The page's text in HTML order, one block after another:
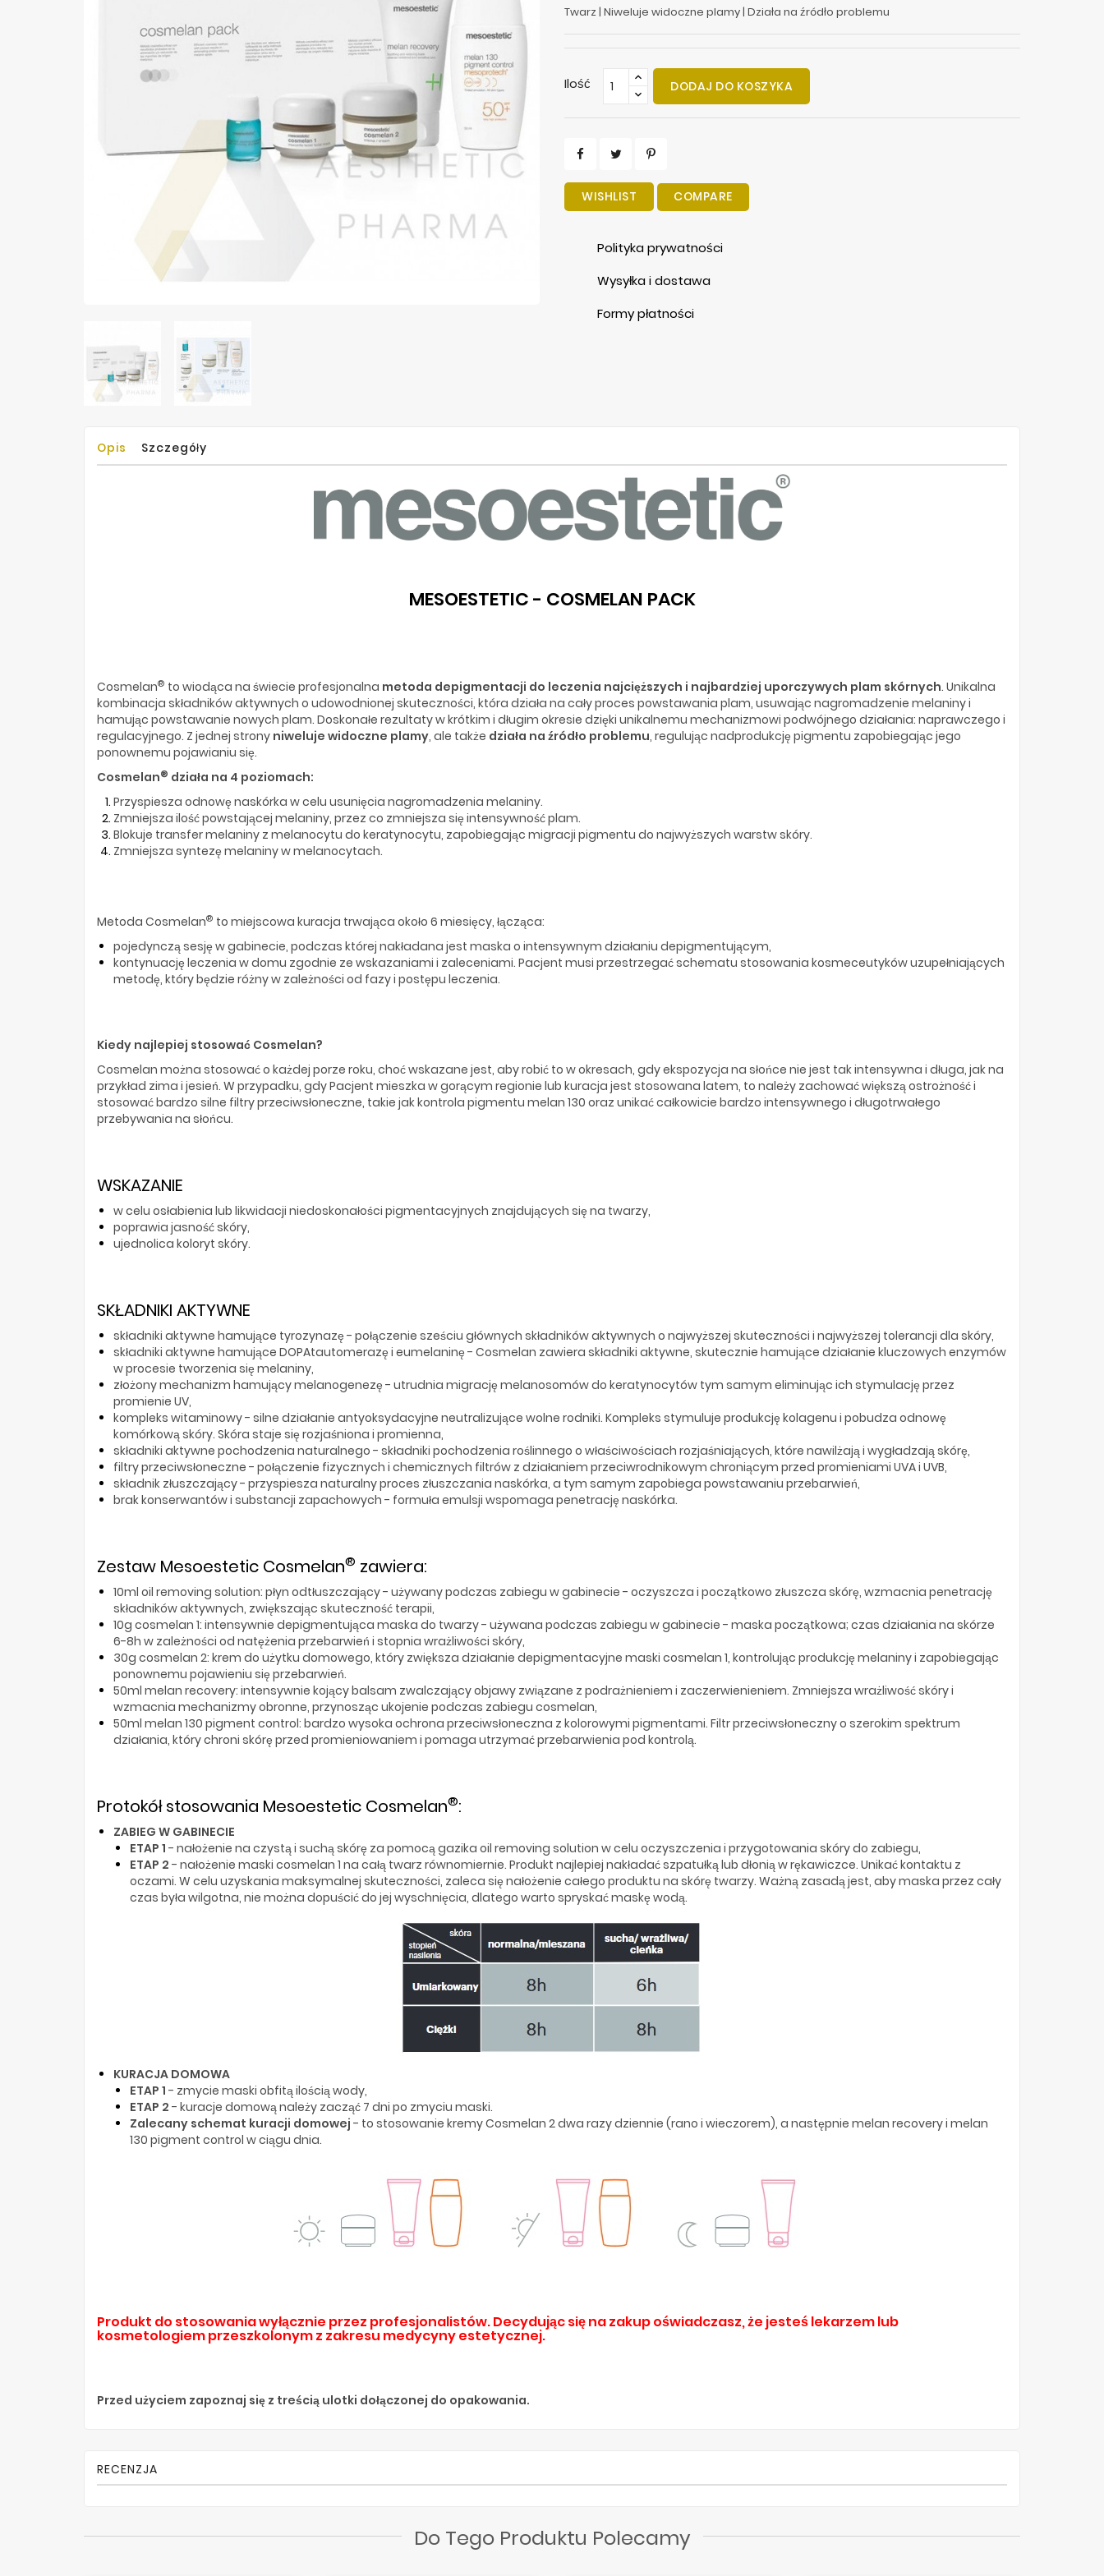
Twarz | Niweluje widoczne plamy | Działa na źródło problemu
Ilość DODAJ DO KOSZYKA
WISHLIST COMPARE
Polityka prywatności
Wysyłka i dostawa
Formy płatności
Opis Szczegóły
MESOESTETIC - COSMELAN PACK
Cosmelan® to wiodąca na świecie profesjonalna metoda depigmentacji do leczenia najcięższych i najbardziej uporczywych plam skórnych. Unikalna
kombinacja składników aktywnych o udowodnionej skuteczności, która działa na cały proces powstawania plam, usuwając nagromadzenie melaniny i
hamując powstawanie nowych plam. Doskonałe rezultaty w krótkim i długim okresie dzięki unikalnemu mechanizmowi podwójnego działania: naprawczego i
regulacyjnego. Z jednej strony niweluje widoczne plamy, ale także działa na źródło problemu, regulując nadprodukcję pigmentu zapobiegając jego
ponownemu pojawianiu się.
Cosmelan® działa na 4 poziomach:
Przyspiesza odnowę naskórka w celu usunięcia nagromadzenia melaniny.
Zmniejsza ilość powstającej melaniny, przez co zmniejsza się intensywność plam.
Blokuje transfer melaniny z melanocytu do keratynocytu, zapobiegając migracji pigmentu do najwyższych warstw skóry.
Zmniejsza syntezę melaniny w melanocytach.
Metoda Cosmelan® to miejscowa kuracja trwająca około 6 miesięcy, łącząca:
pojedynczą sesję w gabinecie, podczas której nakładana jest maska o intensywnym działaniu depigmentującym,
kontynuację leczenia w domu zgodnie ze wskazaniami i zaleceniami. Pacjent musi przestrzegać schematu stosowania kosmeceutyków uzupełniających
metodę, który będzie różny w zależności od fazy i postępu leczenia.
Kiedy najlepiej stosować Cosmelan?
Cosmelan można stosować o każdej porze roku, choć wskazane jest, aby robić to w okresach, gdy ekspozycja na słońce nie jest tak intensywna i długa, jak na
przykład zima i jesień. W przypadku, gdy Pacjent mieszka w gorącym regionie lub kuracja jest stosowana latem, to należy zachować większą ostrożność i
stosować bardzo silne filtry przeciwsłoneczne, takie jak kontrola pigmentu melan 130 oraz unikać całkowicie bardzo intensywnego i długotrwałego
przebywania na słońcu.
WSKAZANIE
w celu osłabienia lub likwidacji niedoskonałości pigmentacyjnych znajdujących się na twarzy,
poprawia jasność skóry,
ujednolica koloryt skóry.
SKŁADNIKI AKTYWNE
składniki aktywne hamujące tyrozynazę - połączenie sześciu głównych składników aktywnych o najwyższej skuteczności i najwyższej tolerancji dla skóry,
składniki aktywne hamujące DOPAtautomerazę i eumelaninę - Cosmelan zawiera składniki aktywne, skutecznie hamujące działanie kluczowych enzymów
w procesie tworzenia się melaniny,
złożony mechanizm hamujący melanogenezę - utrudnia migrację melanosomów do keratynocytów tym samym eliminując ich stymulację przez
promienie UV,
kompleks witaminowy - silne działanie antyoksydacyjne neutralizujące wolne rodniki. Kompleks stymuluje produkcję kolagenu i pobudza odnowę
komórkową skóry. Skóra staje się rozjaśniona i promienna,
składniki aktywne pochodzenia naturalnego - składniki pochodzenia roślinnego o właściwościach rozjaśniających, które nawilżają i wygładzają skórę,
filtry przeciwsłoneczne - połączenie fizycznych i chemicznych filtrów z działaniem przeciwrodnikowym chroniącym przed promieniami UVA i UVB,
składnik złuszczający - przyspiesza naturalny proces złuszczania naskórka, a tym samym zapobiega powstawaniu przebarwień,
brak konserwantów i substancji zapachowych - formuła emulsji wspomaga penetrację naskórka.
Zestaw Mesoestetic Cosmelan® zawiera:
10ml oil removing solution: płyn odtłuszczający - używany podczas zabiegu w gabinecie - oczyszcza i początkowo złuszcza skórę, wzmacnia penetrację
składników aktywnych, zwiększając skuteczność terapii,
10g cosmelan 1: intensywnie depigmentująca maska do twarzy - używana podczas zabiegu w gabinecie - maska początkowa; czas działania na skórze
6-8h w zależności od natężenia przebarwień i stopnia wrażliwości skóry,
30g cosmelan 2: krem ​​do użytku domowego, który zwiększa działanie depigmentacyjne maski cosmelan 1, kontrolując produkcję melaniny i zapobiegając
ponownemu pojawieniu się przebarwień.
50ml melan recovery: intensywnie kojący balsam zwalczający objawy związane z podrażnieniem i zaczerwienieniem. Zmniejsza wrażliwość skóry i
wzmacnia mechanizmy obronne, przynosząc ukojenie podczas zabiegu cosmelan,
50ml melan 130 pigment control: bardzo wysoka ochrona przeciwsłoneczna z kolorowymi pigmentami. Filtr przeciwsłoneczny o szerokim spektrum
działania, który chroni skórę przed promieniowaniem i pomaga utrzymać przebarwienia pod kontrolą.
Protokół stosowania Mesoestetic Cosmelan®:
ZABIEG W GABINECIE
ETAP 1 - nałożenie na czystą i suchą skórę za pomocą gazika oil removing solution w celu oczyszczenia i przygotowania skóry do zabiegu,
ETAP 2 - nałożenie maski cosmelan 1 na całą twarz równomiernie. Produkt najlepiej nakładać szpatułką lub dłonią w rękawiczce. Unikać kontaktu z
oczami. W celu uzyskania maksymalnej skuteczności, zaleca się nałożenie całego produktu na skórę twarzy. Ważną zasadą jest, aby maska przez cały
czas była wilgotna, nie można dopuścić do jej wyschnięcia, dlatego warto spryskać maskę wodą.
KURACJA DOMOWA
ETAP 1 - zmycie maski obfitą ilością wody,
ETAP 2 - kuracje domową należy zacząć 7 dni po zmyciu maski.
Zalecany schemat kuracji domowej - to stosowanie kremy Cosmelan 2 dwa razy dziennie (rano i wieczorem), a następnie melan recovery i melan
130 pigment control w ciągu dnia.
Produkt do stosowania wyłącznie przez profesjonalistów. Decydując się na zakup oświadczasz, że jesteś lekarzem lub
kosmetologiem przeszkolonym z zakresu medycyny estetycznej.
Przed użyciem zapoznaj się z treścią ulotki dołączonej do opakowania.
RECENZJA
Do Tego Produktu Polecamy